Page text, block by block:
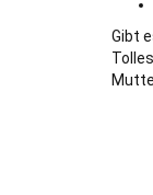
Gibt